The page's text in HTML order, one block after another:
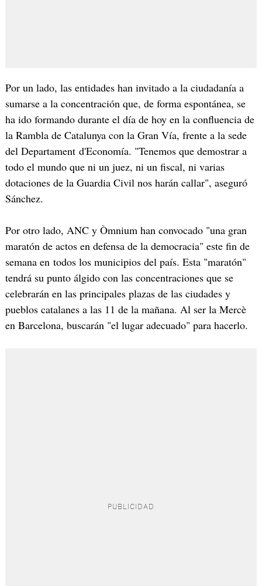
Por un lado, las entidades han invitado a la ciudadanía a
sumarse a la concentración que, de forma espontánea, se
ha ido formando durante el día de hoy en la confluencia de
la Rambla de Catalunya con la Gran Vía, frente a la sede
del Departament d'Economía. "Tenemos que demostrar a
todo el mundo que ni un juez, ni un fiscal, ni varias
dotaciones de la Guardia Civil nos harán callar", aseguró
Sánchez.
Por otro lado, ANC y Òmnium han convocado "una gran
maratón de actos en defensa de la democracia" este fin de
semana en todos los municipios del país. Esta "maratón"
tendrá su punto álgido con las concentraciones que se
celebrarán en las principales plazas de las ciudades y
pueblos catalanes a las 11 de la mañana. Al ser la Mercè
en Barcelona, buscarán "el lugar adecuado" para hacerlo.